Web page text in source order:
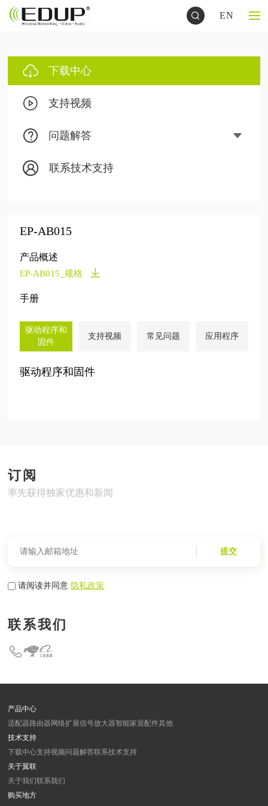
EN
下载中心
支持视频
问题解答
联系技术支持
EP-AB015
产品概述
EP-AB015_规格
手册
驱动程序和
固件
支持视频 常见问题 应用程序
驱动程序和固件
订阅
率先获得独家优惠和新闻
提交
请阅读并同意隐私政策
联系我们
产品中心
适配器路由器 网络扩展信号放大器智能家居配件其他
技术支持
下载中心支持视频问题解答联系技术支持
关于翼联
关于我们联系我们
购买地方